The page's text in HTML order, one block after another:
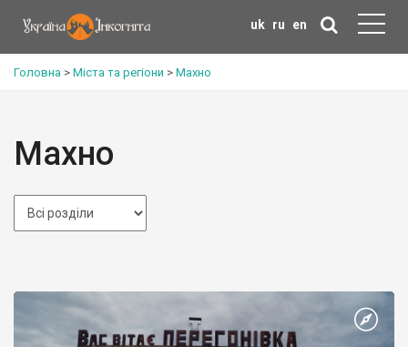
uk ru en
Головна > Міста та регіони > Махно
Махно